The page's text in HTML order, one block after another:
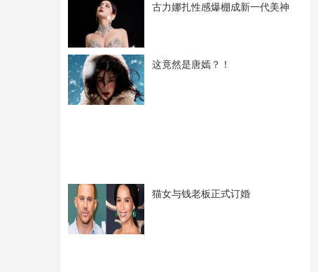
古力娜扎性感爆棚成新一代美神
这竟然是唐嫣？！
猫女与钱老板正式订婚